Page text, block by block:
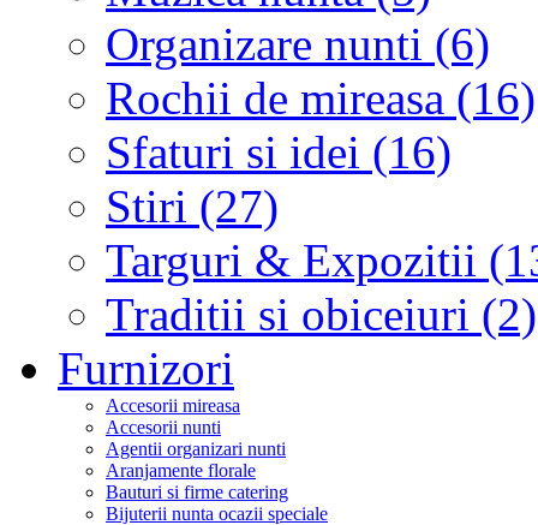
Organizare nunti (6)
Rochii de mireasa (16)
Sfaturi si idei (16)
Stiri (27)
Targuri & Expozitii
Traditii si obiceiuri (2)
Furnizori
Accesorii mireasa
Accesorii nunti
Agentii organizari nunti
Aranjamente florale
Bauturi si firme catering
Bijuterii nunta ocazii speciale